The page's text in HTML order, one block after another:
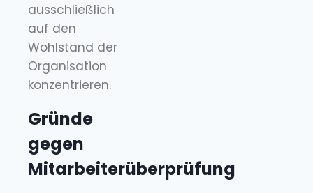
ausschließlich
auf den
Wohlstand der
Organisation
konzentrieren.
Gründe
gegen
Mitarbeiterüberprüfung